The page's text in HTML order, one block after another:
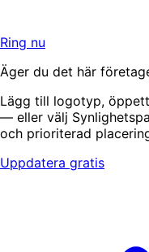
Ring nu
Äger du det här
Lägg till logotyp,
— eller välj
och prioriterad
Uppdatera gratis